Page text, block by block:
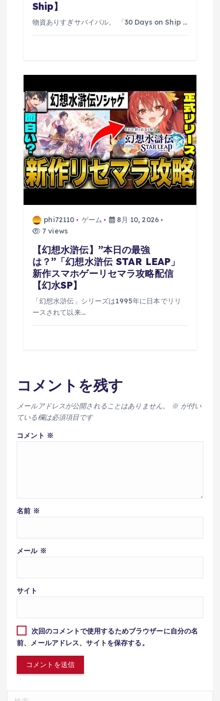
Ship】
物資ありすぎサバイバル。 「30 Days on Ship …
phi72110 ゲーム
8月 10, 2026
7 views
【幻想水滸伝】”本日の最強
は？”「幻想水滸伝 STAR LEAP」
新作スマホゲーリセマラ攻略配信
【幻水SP】
「幻想水滸伝」シリーズは1995年に日本でリリ
ースされて以来…
コメントを残す
メールアドレスが公開されることはありません。 ※が付い
ている欄は必須項目です
コメント ※
名前 ※
メール ※
サイト
次回のコメントで使用するためブラウザーに自分の名
前、メールアドレス、サイトを保存する。